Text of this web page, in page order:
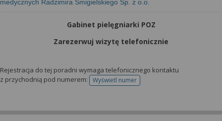
medycznych Radzimira Śmigielskiego Sp. z o.o.
Gabinet pielęgniarki POZ
Zarezerwuj wizytę telefonicznie
Rejestracja do tej poradni wymaga telefonicznego kontaktu
z przychodnią pod numerem:
Wyświetl numertelefonu do rejestracji